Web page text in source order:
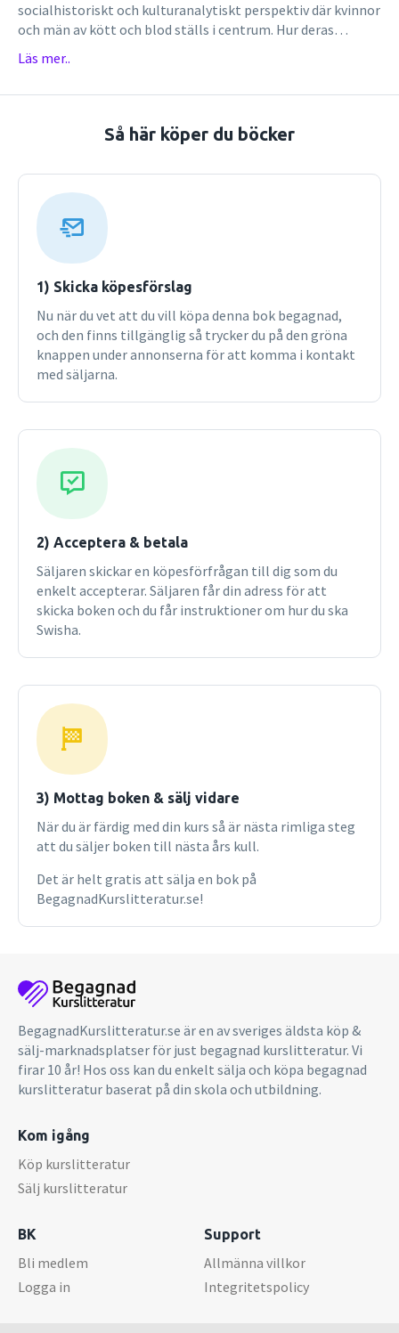
socialhistoriskt och kulturanalytiskt perspektiv där kvinnor
och män av kött och blod ställs i centrum. Hur deras
livsvillkor sett ut och vad som format dessa är centralt i
boken. Läsaren får kunskap om arbetets villkor, hur
insikter i hur reproduktionen organiserats och hur synen på
sexualitet förändrats. Klass, genus, etnicitet och nation är
samhället som inverkat på människors livsvillkor belyses
även den politiska historien. Författarnas strävan är att
med hjälp av det historiska stoffet bidra till förståelsen av
nutidens frågor.I denna nya upplaga har inte bara
resultaten från det tidiga 2000-talets historieforskning
använts för att göra framställningen mera spännande.
Sålunda har t.ex. ett konstruktivistiskt perspektiv
tillämpats för att synliggöra hur föreställningarom
svenskhet skapats under olika tidsperioder.Boken vänder
sig i första hand till studenter i historia, exempelvis inom
översikt över svensk historia.Andra upplagan
Läs mer..
Så här köper du böcker
1) Skicka köpesförslag
Nu när du vet att du vill köpa denna bok begagnad,
och den finns tillgänglig så trycker du på den gröna
knappen under annonserna för att komma i kontakt
med säljarna.
2) Acceptera & betala
Säljaren skickar en köpesförfrågan till dig som du
enkelt accepterar. Säljaren får din adress för att
skicka boken och du får instruktioner om hur du ska
Swisha.
3) Mottag boken & sälj vidare
När du är färdig med din kurs så är nästa rimliga steg
att du säljer boken till nästa års kull.
Det är helt gratis att sälja en bok på
BegagnadKurslitteratur.se!
BegagnadKurslitteratur.se är en av sveriges äldsta köp &
sälj-marknadsplatser för just begagnad kurslitteratur. Vi
firar 10 år! Hos oss kan du enkelt sälja och köpa begagnad
kurslitteratur baserat på din skola och utbildning.
Kom igång
Köp kurslitteratur
Sälj kurslitteratur
BK
Bli medlem
Logga in
Support
Allmänna villkor
Integritetspolicy